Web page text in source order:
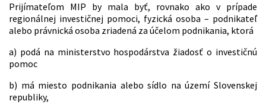
Prijímateľom MIP by mala byť, rovnako ako v prípade
regionálnej investičnej pomoci, fyzická osoba – podnikateľ
alebo právnická osoba zriadená za účelom podnikania, ktorá
a) podá na ministerstvo hospodárstva žiadosť o investičnú
pomoc
b) má miesto podnikania alebo sídlo na území Slovenskej
republiky,